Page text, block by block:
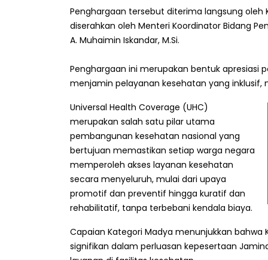
Penghargaan tersebut diterima langsung oleh
diserahkan oleh Menteri Koordinator Bidang
A. Muhaimin Iskandar, M.Si.
Penghargaan ini merupakan bentuk
menjamin pelayanan kesehatan yang
Universal Health Coverage (UHC)
merupakan salah satu pilar utama
pembangunan kesehatan nasional yang
bertujuan memastikan setiap warga negara
memperoleh akses layanan kesehatan
secara menyeluruh, mulai dari upaya
promotif dan preventif hingga kuratif dan
rehabilitatif, tanpa terbebani kendala biaya.
Capaian Kategori Madya menunjukkan
signifikan dalam perluasan kepesertaan